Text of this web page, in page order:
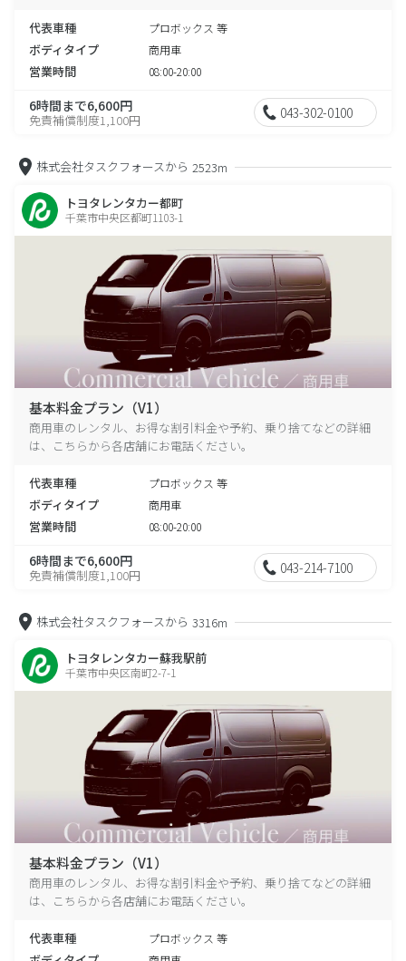
代表車種 プロボックス 等
ボディタイプ 商用車
営業時間 08:00-20:00
6時間まで6,600円
免責補償制度1,100円 043-302-0100
株式会社タスクフォースから 2523m
トヨタレンタカー都町
千葉市中央区都町1103-1
基本料金プラン（V1）
商用車のレンタル、お得な割引料金や予約、乗り捨てなどの詳細
は、こちらから各店舗にお電話ください。
代表車種 プロボックス 等
ボディタイプ 商用車
営業時間 08:00-20:00
6時間まで6,600円
免責補償制度1,100円 043-214-7100
株式会社タスクフォースから 3316m
トヨタレンタカー蘇我駅前
千葉市中央区南町2-7-1
基本料金プラン（V1）
商用車のレンタル、お得な割引料金や予約、乗り捨てなどの詳細
は、こちらから各店舗にお電話ください。
代表車種 プロボックス 等